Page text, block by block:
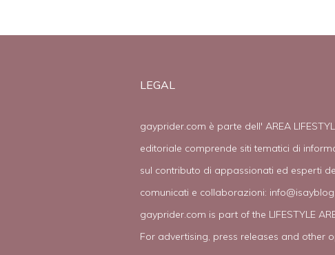
LEGAL
gayprider.com è parte dell' AREA
editoriale comprende siti tematici di
sul contributo di appassionati ed esperti
comunicati e collaborazioni:
gayprider.com is part of the LIFESTYLE
For advertising, press releases and other